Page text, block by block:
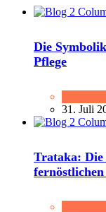
Die
Pflege
31. Juli
Trataka: